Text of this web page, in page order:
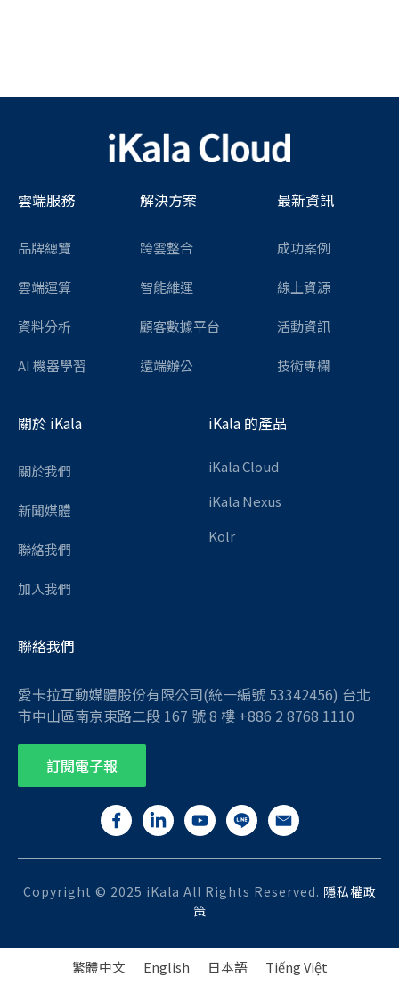
雲端服務
品牌總覽
雲端運算
資料分析
AI 機器學習
解決方案
跨雲整合
智能維運
顧客數據平台
遠端辦公
最新資訊
成功案例
線上資源
活動資訊
技術專欄
關於 iKala
關於我們
新聞媒體
聯絡我們
加入我們
iKala 的產品
iKala Cloud
iKala Nexus
Kolr
聯絡我們
愛卡拉互動媒體股份有限公司(統一編號 53342456) 台北
市中山區南京東路二段 167 號 8 樓 +886 2 8768 1110
訂閱電子報
Copyright © 2025 iKala All Rights Reserved. 隱私權政
策
繁體中文 English 日本語 Tiếng Việt